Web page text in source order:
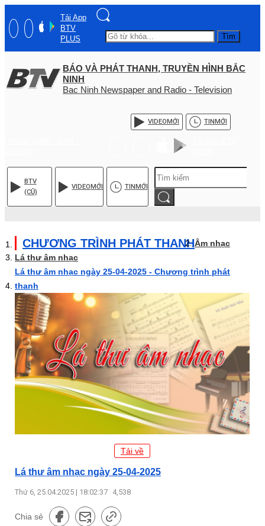
Tải App
BTV
PLUS
Tìm
BÁO VÀ PHÁT THANH, TRUYỀN HÌNH BẮC
NINH
Bac Ninh Newspaper and Radio - Television
VIDEOMỚI TINMỚI
BTV
(CŨ)
VIDEOMỚI TINMỚI
CHƯƠNG TRÌNH PHÁT THANHÂm nhạc
Lá thư âm nhạc
Lá thư âm nhạc ngày 25-04-2025 - Chương trình phát
thanh
Tải về
Lá thư âm nhạc ngày 25-04-2025
Thứ 6, 25.04.2025 | 18:02:37 4,538
Chia sẻ